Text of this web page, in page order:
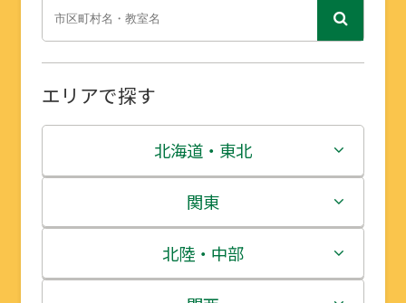
エリアで探す
北海道・東北
北海道
青森県
関東
茨城県
北陸・中部